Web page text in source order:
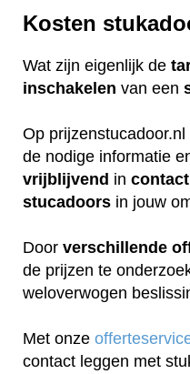
Kosten
Wat zijn eigenlijk de
inschakelen van een
Op
de nodige informatie
vrijblijvend in contact
stucadoors in jouw
Door verschillende
de prijzen te
weloverwogen
Met onze
contact leggen met